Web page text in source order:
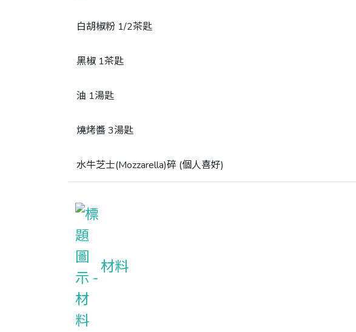
白胡椒粉 1/2茶匙
黑椒 1茶匙
油 1湯匙
燒烤醬 3湯匙
水牛芝士(Mozzarella)碎 (個人喜好)
材料